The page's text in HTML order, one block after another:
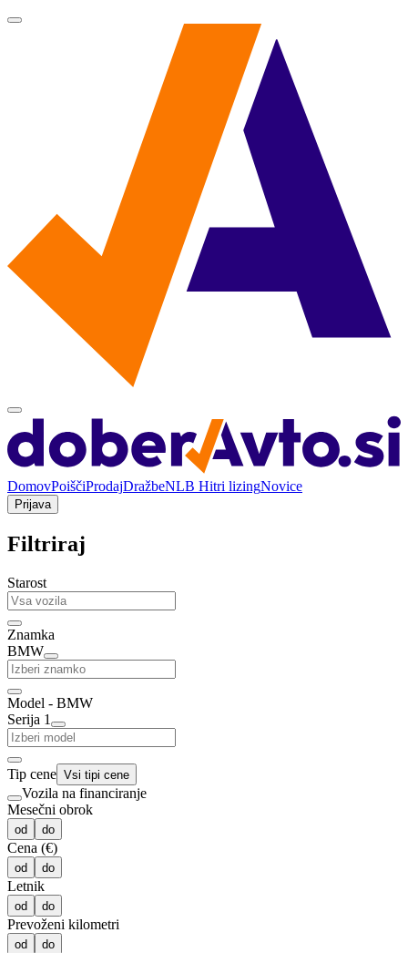
DomovPoiščiProdajDražbeNLB Hitri lizingNovice
Prijava
Filtriraj
Starost
Znamka
BMW
Model - BMW
Serija 1
Tip cene Vsi tipi cene
Vozila na financiranje
Mesečni obrok
od do
Cena (€)
od do
Letnik
od do
Prevoženi kilometri
od do